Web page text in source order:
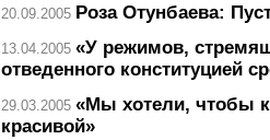
20.09.2005 Роза Отунбаева:
13.04.2005 «У режимов,
отведенного конституцией
29.03.2005 «Мы хотели, чтобы
красивой»